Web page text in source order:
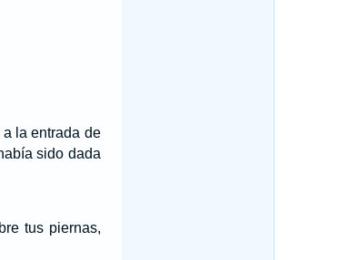
la entrada de
sido dada
tus piernas,